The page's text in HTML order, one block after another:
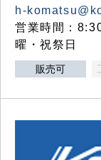
h-
営業時間：
曜・祝祭日
販売可